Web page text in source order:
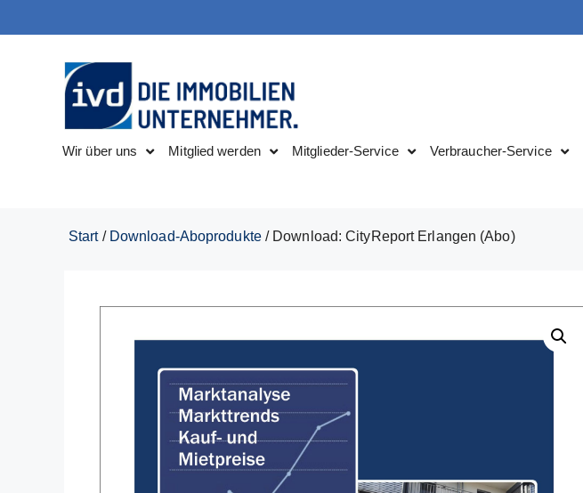
Wir über uns Mitglied werden Mitglieder-Service Verbraucher-Service
Start/ Download-Aboprodukte/ Download: CityReport Erlangen (Abo)